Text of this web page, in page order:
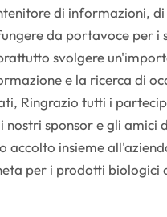
di informazioni, di
da portavoce per i
svolgere
e la ricerca di
Ringrazio tutti i
sponsor e gli amici
accolto insieme
per i prodotti biologici